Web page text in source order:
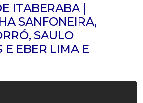
ITABERABA |
SANFONEIRA,
SAULO
E EBER LIMA E